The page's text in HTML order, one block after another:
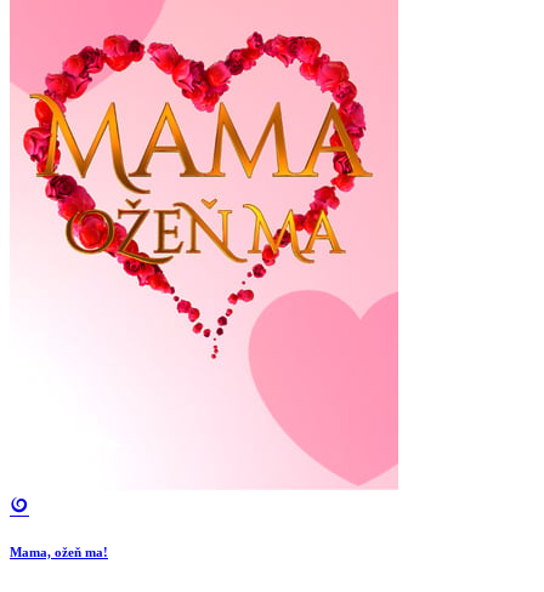
Mama, ožeň ma!